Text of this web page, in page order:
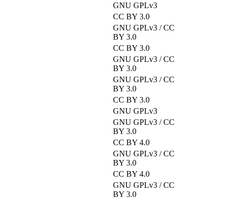
GNU GPLv3
CC BY 3.0
GNU GPLv3 / CC
BY 3.0
CC BY 3.0
GNU GPLv3 / CC
BY 3.0
GNU GPLv3 / CC
BY 3.0
CC BY 3.0
GNU GPLv3
GNU GPLv3 / CC
BY 3.0
CC BY 4.0
GNU GPLv3 / CC
BY 3.0
CC BY 4.0
GNU GPLv3 / CC
BY 3.0